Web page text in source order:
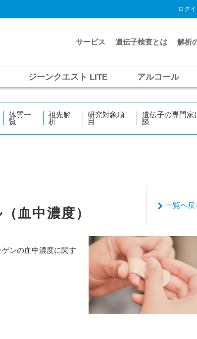
ログ
サービス 遺伝子検査とは 解析
ジーンクエスト LITE アルコール
体質一
覧
祖先解
析
研究対象項
目
遺伝子の専門家
談
血中濃度）
一覧へ戻
ンの血中濃度に関す